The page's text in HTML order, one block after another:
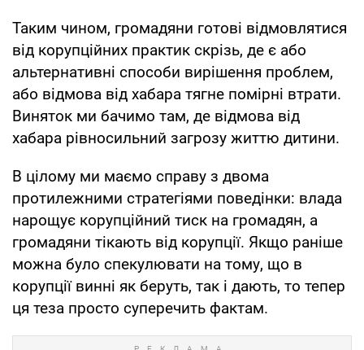
Таким чином, громадяни готові відмовлятися
від корупційних практик скрізь, де є або
альтернативні способи вирішення проблем,
або відмова від хабара тягне помірні втрати.
Виняток ми бачимо там, де відмова від
хабара рівносильний загрозу життю дитини.
В цілому ми маємо справу з двома
протилежними стратегіями поведінки: влада
нарощує корупційний тиск на громадян, а
громадяни тікають від корупції. Якщо раніше
можна було спекулювати на тому, що в
корупції винні як беруть, так і дають, то тепер
ця теза просто суперечить фактам.